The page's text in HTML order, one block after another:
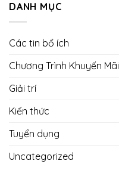
DANH MỤC
Các tin bổ ích
Chương Trình Khuyến Mãi
Giải trí
Kiến thức
Tuyển dụng
Uncategorized